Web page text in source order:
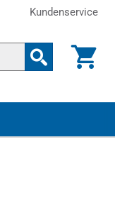
Kundenservice